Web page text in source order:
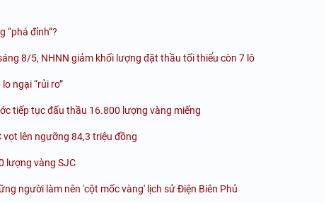
“phá đỉnh”?
8/5, NHNN giảm khối lượng đặt thầu tối thiểu còn 7 lô
ngại “rủi ro”
tiếp tục đấu thầu 16.800 lượng vàng miếng
lên ngưỡng 84,3 triệu đồng
lượng vàng SJC
người làm nên 'cột mốc vàng' lịch sử Điện Biên Phủ